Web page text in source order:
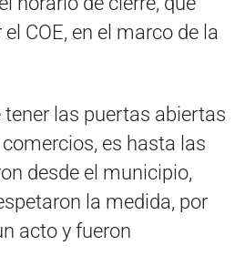
COE, en el marco de la
las puertas abiertas
es hasta las
desde el municipio,
la medida, por
acto y fueron